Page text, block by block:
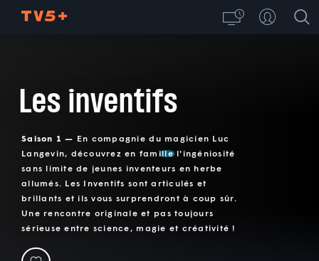
Les inventifs
Saison 1 — En compagnie du magicien Luc
Langevin, découvrez en famille l'ingéniosité
sans limite de jeunes inventeurs en herbe
allumés. Les Inventifs sont articulés et
brillants et ils vous surprendront à coup sûr.
Une rencontre originale et pas toujours
sérieuse entre science, magie et créativité !